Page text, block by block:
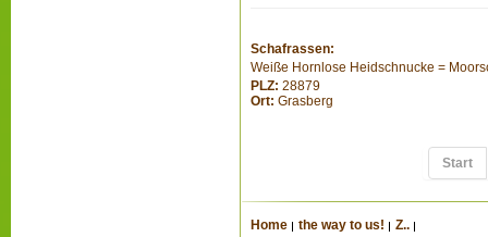
Schafrassen:
Weiße Hornlose Heidschnucke =
PLZ: 28879
Ort: Grasberg
Start
Home the way to us! Z..